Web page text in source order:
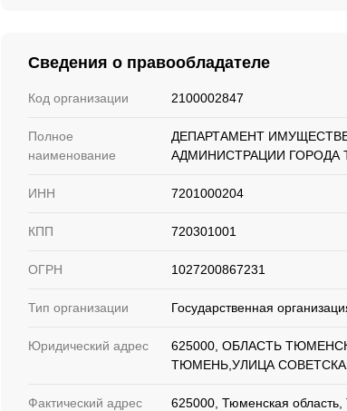
Сведения о правообладателе
Код организации 2100002847
Полное
наименование
ДЕПАРТАМЕНТ
АДМИНИСТРАЦИИ ГОРОДА
ИНН 7201000204
КПП 720301001
ОГРН 1027200867231
Тип организации Государственная
Юридический адрес
625000, ОБЛАСТЬ
ТЮМЕНЬ,УЛИЦА
Фактический адрес
625000, Тюменская область,